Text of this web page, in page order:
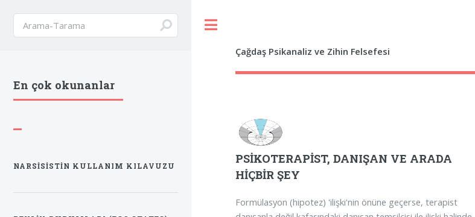
Çağdaş Psikanaliz ve Zihin Felsefesi
PSİKOTERAPİST, DANIŞAN VE ARADA
HİÇBİR ŞEY
Formülasyon (hipotez) 'ilişki'nin önüne geçerse, terapist
En çok okunanlar
NARSISISTIN KULLANIM KILAVUZU